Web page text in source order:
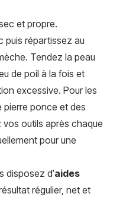
et propre.
puis répartissez au
Tendez la peau
de poil à la fois et
excessive. Pour les
pierre ponce et des
outils après chaque
pour une
disposez d’aides
régulier, net et